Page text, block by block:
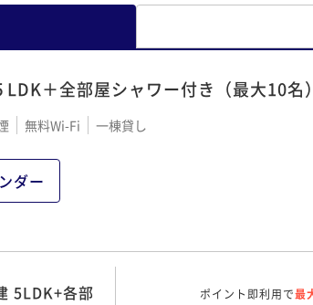
LDK＋全部屋シャワー付き（最大10名
無料Wi-Fi 一棟貸し
ダー
5LDK+各部
ポイント即利用で最